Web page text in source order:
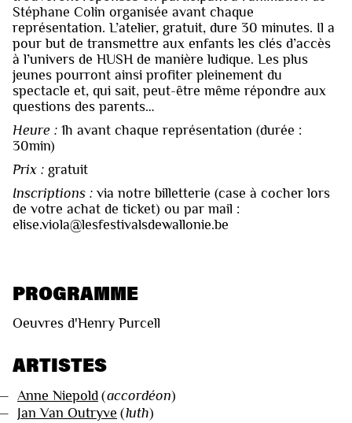
Stéphane Colin organisée avant chaque
représentation. L’atelier, gratuit, dure 30 minutes. Il a
pour but de transmettre aux enfants les clés d’accès
à l’univers de HUSH de manière ludique. Les plus
jeunes pourront ainsi profiter pleinement du
spectacle et, qui sait, peut-être même répondre aux
questions des parents…
Heure : 1h avant chaque représentation (durée :
30min)
Prix : gratuit
Inscriptions : via notre billetterie (case à cocher lors
de votre achat de ticket) ou par mail :
elise.viola@lesfestivalsdewallonie.be
PROGRAMME
Oeuvres d'Henry Purcell
ARTISTES
Anne Niepold (accordéon)
Jan Van Outryve (luth)